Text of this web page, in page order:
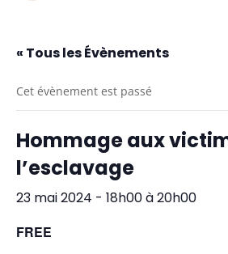
« Tous les Évènements
Cet évènement est passé
Hommage aux
l’esclavage
23 mai 2024 - 18h00à20h00
FREE